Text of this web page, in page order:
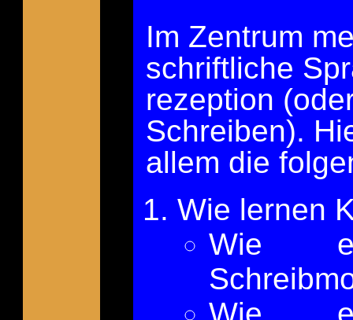
Im Zentrum
schriftliche
rezeption
Schreiben).
allem die
Wie lernen
Wie